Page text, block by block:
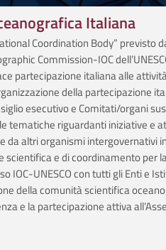
Italiana
Coordination Body” previsto
Commission-IOC
partecipazione italiana alle attività
della partecipazione
esecutivo e Comitati/organi
tematiche riguardanti iniziative e
da altri organismi intergovernativi
scientifica e di coordinamento per
IOC-UNESCO con tutti gli Enti e
della comunità scientifica
e la partecipazione attiva